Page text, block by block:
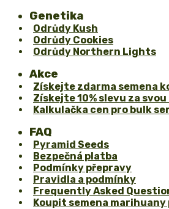
Genetika
Odrůdy Kush
Odrůdy Cookies
Odrůdy Northern Lights
Akce
Získejte zdarma semena
Získejte 10% slevu za
Kalkulačka cen pro bulk
FAQ
Pyramid Seeds
Bezpečná platba
Podmínky přepravy
Pravidla a podmínky
Frequently Asked
Koupit semena marihuany